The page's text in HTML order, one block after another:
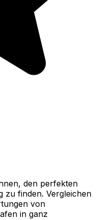
den perfekten
zu finden. Vergleichen
von
in ganz